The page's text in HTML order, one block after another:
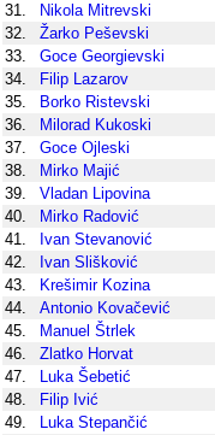
31.
Nikola Mitrevski
32.
Žarko Peševski
33.
Goce Georgievski
34.
Filip Lazarov
35.
Borko Ristevski
36.
Milorad Kukoski
37.
Goce Ojleski
38.
Mirko Majić
39.
Vladan Lipovina
40.
Mirko Radović
41.
Ivan Stevanović
42.
Ivan Slišković
43.
Krešimir Kozina
44.
Antonio Kovačević
45.
Manuel Štrlek
46.
Zlatko Horvat
47.
Luka Šebetić
48.
Filip Ivić
49.
Luka Stepančić